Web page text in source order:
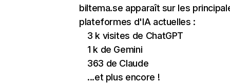
biltema.se apparaît sur les
plateformes d'IA actuelles :
3 k visites de ChatGPT
1 k de Gemini
363 de Claude
...et plus encore !